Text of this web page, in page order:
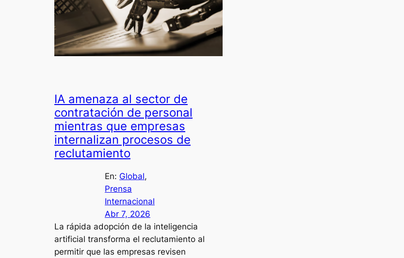
IA amenaza al sector de
contratación de personal
mientras que empresas
internalizan procesos de
reclutamiento
En: Global
Prensa
Internacional
Abr 7, 2026
La rápida adopción de la inteligencia
artificial transforma el reclutamiento al
permitir que las empresas revisen